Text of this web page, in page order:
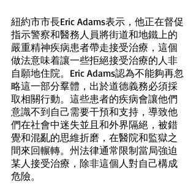
紐約市市長Eric Adams表示，他正在督促
指示警察和醫務人員將街道和地鐵上的
嚴重精神疾病患者帶走接受治療，這個
做法意味着讓一些拒絕接受治療的人非
自願地住院。Eric Adams認為不能夠再忽
略這一部分羣體，出於道德義務必須採
取相關行動。這些患者的疾病會讓他們
意識不到自己需要干預和支持，導致他
們在社會中迷失並且和外界隔絕，被錯
覺和混亂的思維折磨，在醫院和監獄之
間來回輾轉。州法律通常限制當局強迫
某人接受治療，除非這個人對自己構成
危險。